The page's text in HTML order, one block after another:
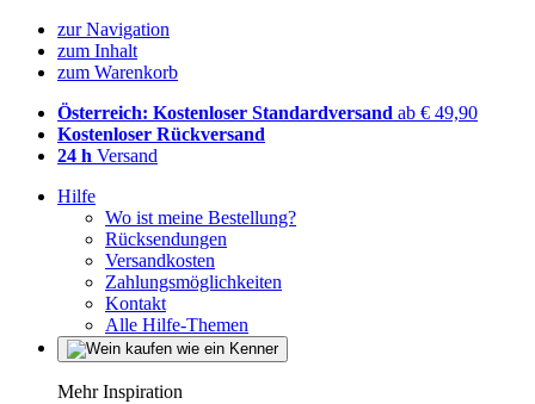
zur Navigation
zum Inhalt
zum Warenkorb
Österreich: Kostenloser Standardversand ab € 49,90
Kostenloser Rückversand
24 h Versand
Hilfe
Wo ist meine Bestellung?
Rücksendungen
Versandkosten
Zahlungsmöglichkeiten
Kontakt
Alle Hilfe-Themen
Mehr Inspiration